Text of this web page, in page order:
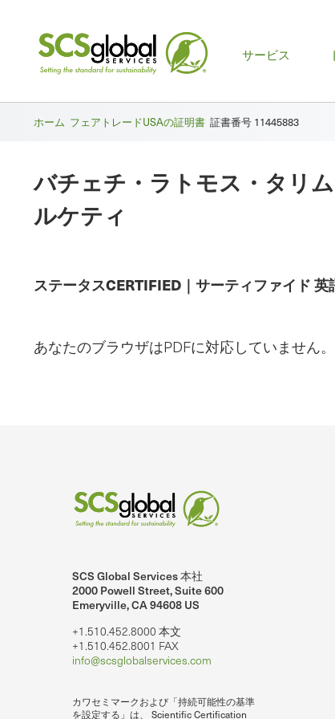
サービス
メ
ニ
ホーム フェアトレードUSAの証明書 証書番号 11445883
バチェチ・ラトモス・タリ
ルケティ
ステータスCERTIFIED ｜ サーティファイド英
あなたのブラウザはPDFに対応していません。
SCS Global Services 本社
2000 Powell Street, Suite 600
Emeryville, CA 94608 US
+1.510.452.8000 本文
+1.510.452.8001 FAX
info@scsglobalservices.com
カワセミマークおよび「持続可能性の基準
を設定する」は、 Scientific Certification